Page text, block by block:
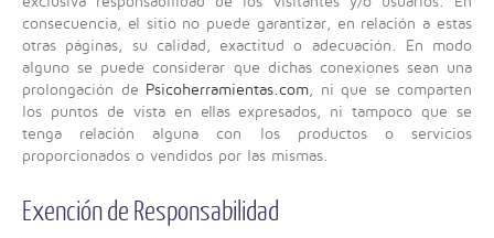
consecuencia, el sitio no puede garantizar, en relación a estas
otras páginas, su calidad, exactitud o adecuación. En modo
alguno se puede considerar que dichas conexiones sean una
prolongación de Psicoherramientas.com, ni que se comparten
los puntos de vista en ellas expresados, ni tampoco que se
tenga relación alguna con los productos o servicios
proporcionados o vendidos por las mismas.
Exención de Responsabilidad